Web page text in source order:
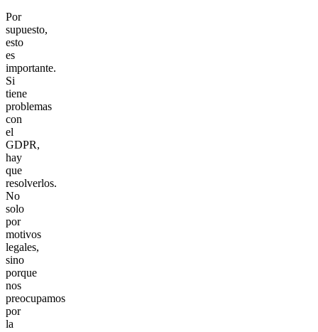
Por
supuesto,
esto
es
importante.
Si
tiene
problemas
con
el
GDPR,
hay
que
resolverlos.
No
solo
por
motivos
legales,
sino
porque
nos
preocupamos
por
la